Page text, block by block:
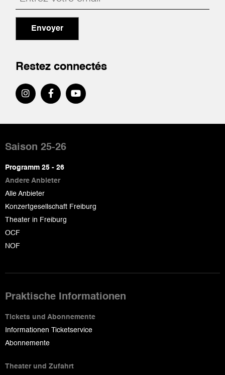
Envoyer
Restez connectés
de
page
Saison 25-26
Programm 25 - 26
Andere Anbieter
Alle Anbieter
Konzertgesellschaft Freiburg
Theater in Freiburg
OCF
NOF
Praktische Informationen
Tickets und Abonnemente
Informationen Ticketservice
Abonnemente
Theater und Zufahrt